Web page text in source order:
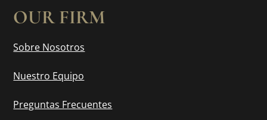
OUR FIRM
Sobre Nosotros
Nuestro Equipo
Preguntas Frecuentes